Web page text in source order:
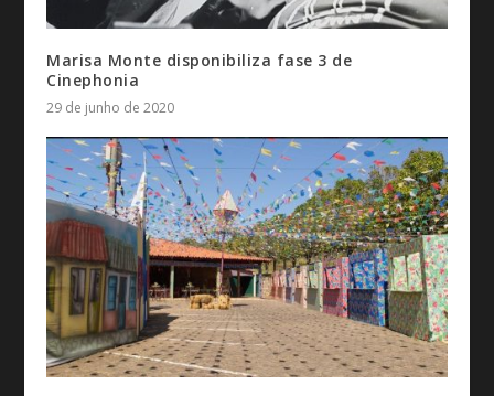
Marisa Monte disponibiliza fase 3 de
Cinephonia
29 de junho de 2020